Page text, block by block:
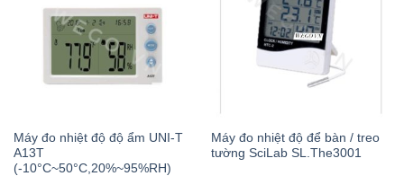
Máy đo nhiệt độ độ ẩm UNI-T
A13T
(-10°C~50°C,20%~95%RH)
Máy đo nhiệt độ để bàn / treo
tường SciLab SL.The3001